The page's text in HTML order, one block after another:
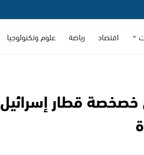
اقتصاد رياضة علوم وتكنولوجيا
قطار